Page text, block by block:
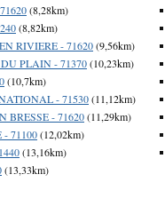
(8,28km)
(8,82km)
RIVIERE - 71620(9,56km)
PLAIN - 71370(10,23km)
(10,7km)
- 71530(11,12km)
BRESSE - 71620(11,29km)
71100(12,02km)
(13,16km)
(13,33km)